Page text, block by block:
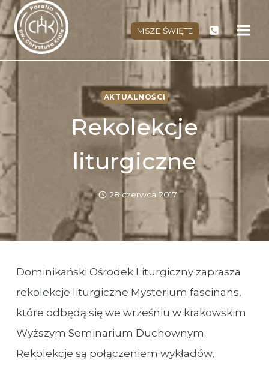
Przejdź
do
treści
MSZE ŚWIĘTE
AKTUALNOŚCI
Rekolekcje
liturgiczne
28 czerwca 2017
Dominikański Ośrodek Liturgiczny zaprasza
rekolekcje liturgiczne Mysterium fascinans,
które odbędą się we wrześniu w krakowskim
Wyższym Seminarium Duchownym.
Rekolekcje są połączeniem wykładów,